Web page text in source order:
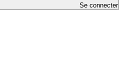
Se connecter